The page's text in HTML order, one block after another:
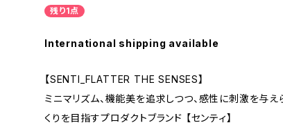
残り1点
International shipping available
【SENTI_FLATTER THE SENSES】
ミニマリズム、機能美を追求しつつ、感性に刺激を与え
くりを目指すプロダクトブランド 【センティ】